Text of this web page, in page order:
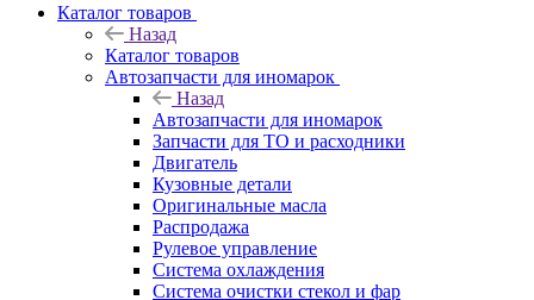
Каталог товаров
Назад
Каталог товаров
Автозапчасти для иномарок
Назад
Автозапчасти для иномарок
Запчасти для ТО и расходники
Двигатель
Кузовные детали
Оригинальные масла
Распродажа
Рулевое управление
Система охлаждения
Система очистки стекол и фар